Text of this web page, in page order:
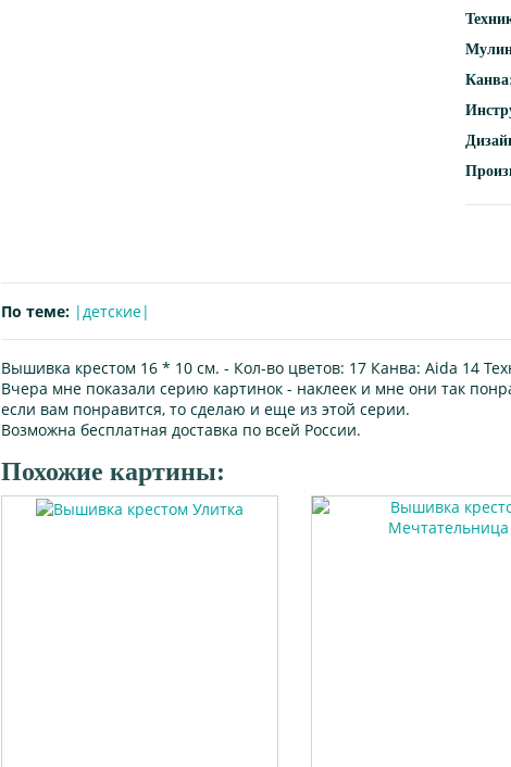
По теме: |детские|
Вышивка крестом 16 * 10 см. - Кол-во цветов: 17 Канва: Aida 14
Вчера мне показали серию картинок - наклеек и мне они так
если вам понравится, то сделаю и еще из этой серии.
Возможна бесплатная доставка по всей России.
Похожие картины: